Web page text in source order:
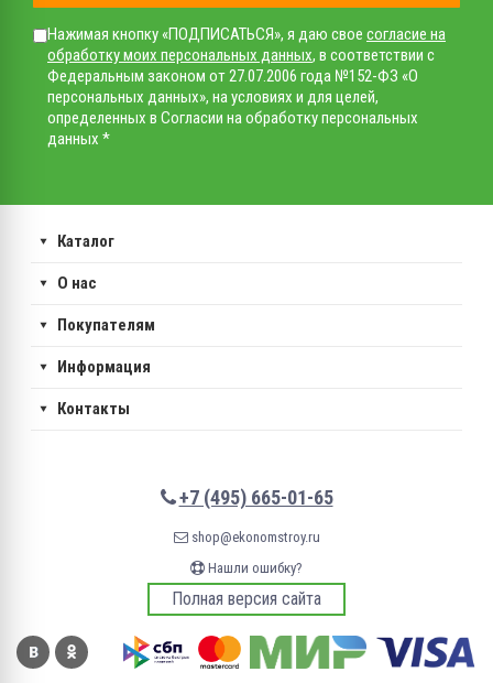
Нажимая кнопку «ПОДПИСАТЬСЯ», я даю свое согласие на
обработку моих персональных данных, в соответствии с
Федеральным законом от 27.07.2006 года №152-ФЗ «О
персональных данных», на условиях и для целей,
определенных в Согласии на обработку персональных
данных *
Каталог
О нас
Покупателям
Информация
Контакты
+7 (495) 665-01-65
shop@ekonomstroy.ru
Нашли ошибку?
Полная версия сайта